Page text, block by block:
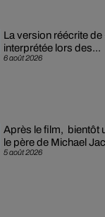
6 août 2026
La version réécrite de
interprétée lors des...
5 août 2026
Après le film, bientôt
le père de Michael